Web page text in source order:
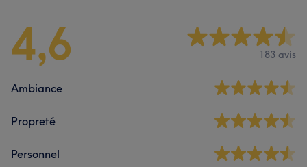
4,6 183 avis
Ambiance
Propreté
Personnel